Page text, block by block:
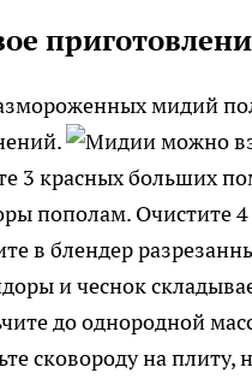
мидий
3 красных больших
пополам. Очистите 4
в блендер
до однородной
сковороду на плиту,